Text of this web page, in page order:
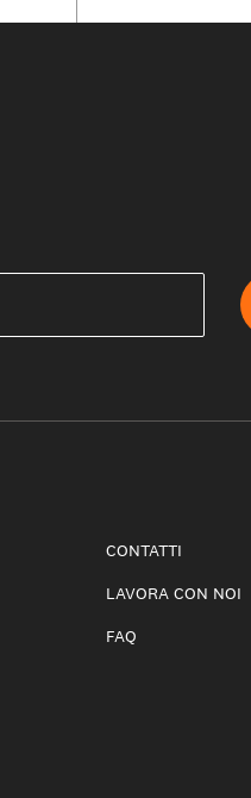
CONTATTI
LAVORA CON NOI
FAQ